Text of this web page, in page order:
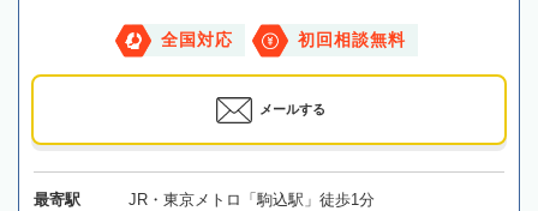
全国対応 初回相談無料
メールする
最寄駅 JR・東京メトロ「駒込駅」徒歩1分